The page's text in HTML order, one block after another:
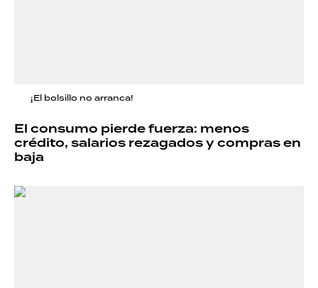
¡El bolsillo no arranca!
El consumo pierde fuerza: menos
crédito, salarios rezagados y compras en
baja